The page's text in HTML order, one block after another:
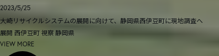
2023/5/25
大崎リサイクルシステムの展開に向けて、静岡県西伊豆町に現地調査へ
展開 西伊豆町 視察 静岡県
VIEW MORE